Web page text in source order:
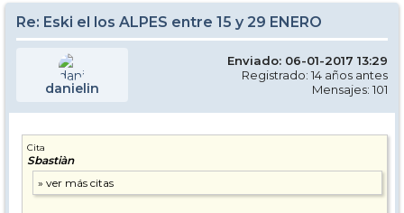
Re: Eski el los ALPES entre 15 y 29 ENERO
danielin
Enviado: 06-01-2017 13:29
Registrado: 14 años antes
Mensajes: 101
Cita
Sbastiàn